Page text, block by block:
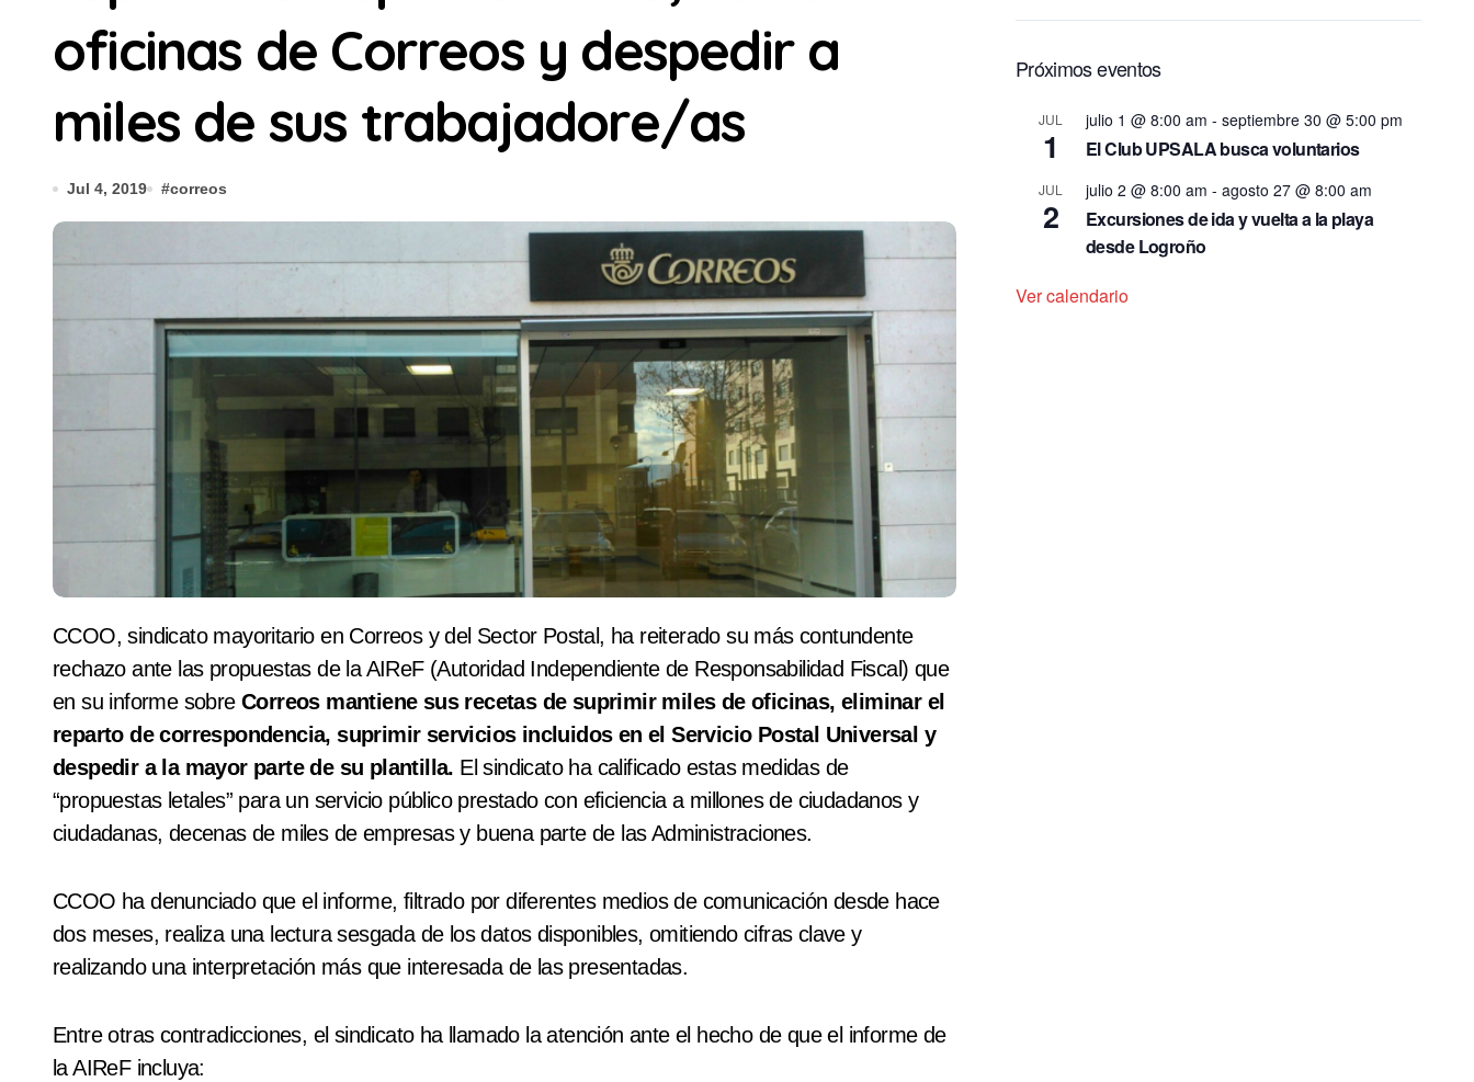
oficinas de Correos y despedir a
miles de sus trabajadore/as
Jul 4, 2019 #correos
CCOO, sindicato mayoritario en Correos y del Sector Postal, ha reiterado su más contundente
rechazo ante las propuestas de laAIReF (Autoridad Independiente de Responsabilidad Fiscal) que
en su informe sobre Correos mantiene sus recetas de suprimir miles de oficinas, eliminar el
reparto de correspondencia, suprimir servicios incluidos en el Servicio Postal Universal y
despedir a la mayor parte de su plantilla. El sindicato ha calificado estas medidas de
“propuestas letales” para un servicio público prestado con eficiencia a millones de ciudadanos y
ciudadanas, decenas de miles de empresas y buena parte de las Administraciones.
CCOO ha denunciado que el informe, filtrado por diferentes medios de comunicación desde hace
dos meses, realiza una lectura sesgada de los datos disponibles, omitiendo cifras clave y
realizando una interpretación más que interesada de las presentadas.
Entre otras contradicciones, el sindicato ha llamado la atención ante el hecho de que el informe de
laAIReFincluya:
Próximos eventos
JUL
1
julio 1 @ 8:00 am - septiembre 30 @ 5:00 pm
El Club UPSALA busca voluntarios
JUL
2
julio 2 @ 8:00 am - agosto 27 @ 8:00 am
Excursiones de ida y vuelta a la playa
desde Logroño
Ver calendario